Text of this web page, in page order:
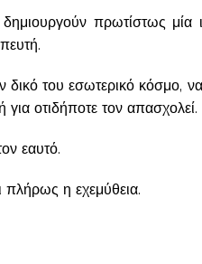
πρωτίστως μία
του εσωτερικό κόσμο, να
οτιδήποτε τον απασχολεί.
εαυτό.
πλήρως η εχεμύθεια.